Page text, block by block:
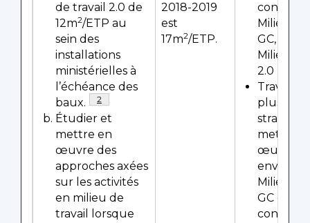
de travail 2.0 de
12m2/ETP au
sein des
installations
ministérielles à
l’échéance des
baux.
Note de bas de page
2
Étudier et
mettre en
œuvre des
approches axées
sur les activités
en milieu de
travail lorsque
2018-2019
est
17m2/ETP.
Milieu
GC,
Milieu
2.0
plusieurs
mettre
œuvre
Milieu
GC et